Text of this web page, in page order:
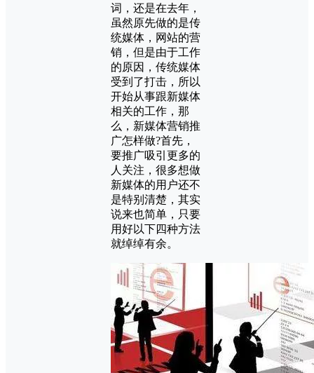
词，还是在去年，
虽然原先做的是传
统媒体，网站的营
销，但是由于工作
的原因，传统媒体
受到了打击，所以
开始从事跟新媒体
相关的工作，那
么，新媒体营销推
广怎样做?首先，
要推广吸引更多的
人关注，很多想做
新媒体的用户还不
是特别清楚，其实
说来也简单，只要
用好以下四种方法
就绰绰有余。